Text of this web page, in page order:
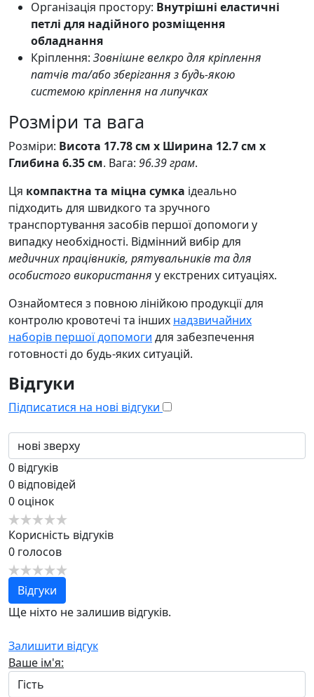
Організація простору: Внутрішні еластичні
петлі для надійного розміщення
обладнання
Кріплення: Зовнішне велкро для кріплення
патчів та/або зберігання з будь-якою
системою кріплення на липучках
Розміри та вага
Розміри: Висота 17.78 см x Ширина 12.7 см x
Глибина 6.35 см. Вага: 96.39 грам.
Ця компактна та міцна сумка ідеально
підходить для швидкого та зручного
транспортування засобів першої допомоги у
випадку необхідності. Відмінний вибір для
медичних працівників, рятувальників та для
особистого використання у екстрених ситуаціях.
Ознайомтеся з повною лінійкою продукції для
контролю кровотечі та інших надзвичайних
наборів першої допомоги для забезпечення
готовності до будь-яких ситуацій.
Відгуки
Підписатися на нові відгуки
0 відгуків
0 відповідей
0 оцінок
Корисність відгуків
0 голосов
Відгуки
Ще ніхто не залишив відгуків.
Залишити відгук
Ваше ім'я: